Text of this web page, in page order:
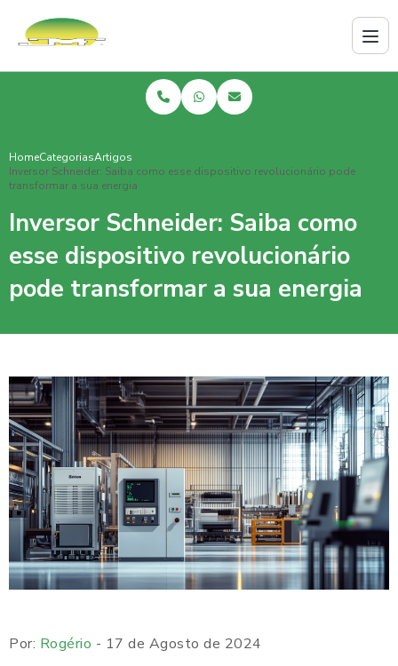
HomeCategoriasArtigos
Inversor Schneider: Saiba como esse dispositivo revolucionário pode
transformar a sua energia
Inversor Schneider: Saiba como
esse dispositivo revolucionário
pode transformar a sua energia
Por: Rogério - 17 de Agosto de 2024